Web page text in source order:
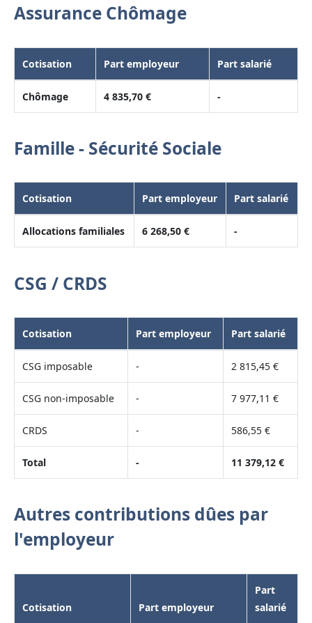
Assurance Chômage
Cotisation Part employeur Part salarié
Chômage 4 835,70 € -
Famille - Sécurité Sociale
Cotisation Part employeur Part salarié
Allocations familiales 6 268,50 € -
CSG / CRDS
Cotisation Part employeur Part salarié
CSG imposable - 2 815,45 €
CSG non-imposable - 7 977,11 €
CRDS - 586,55 €
Total - 11 379,12 €
Autres contributions dûes par
l'employeur
Cotisation Part employeur
Part
salarié